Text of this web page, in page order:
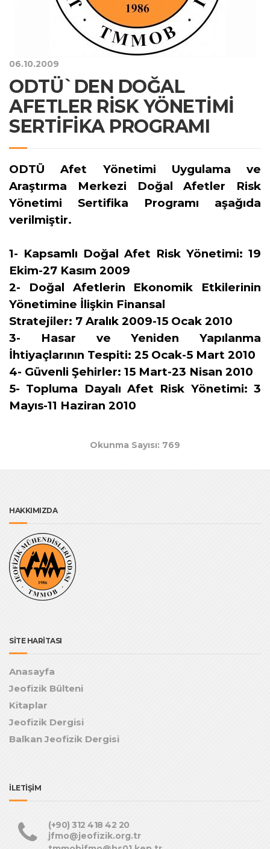
06.10.2009
ODTÜ`DEN DOĞAL
AFETLER RİSK YÖNETİMİ
SERTİFİKA PROGRAMI
ODTÜ Afet Yönetimi Uygulama ve
Araştırma Merkezi
Doğal Afetler Risk
Yönetimi Sertifika Programı aşağıda
verilmiştir.
1- Kapsamlı Doğal Afet Risk Yönetimi: 19
Ekim-27 Kasım 2009
2- Doğal Afetlerin Ekonomik Etkilerinin
Yönetimine İlişkin Finansal
Stratejiler: 7 Aralık 2009-15 Ocak 2010
3- Hasar ve Yeniden Yapılanma
İhtiyaçlarının Tespiti: 25 Ocak-5 Mart 2010
4- Güvenli Şehirler: 15 Mart-23 Nisan 2010
5- Topluma Dayalı Afet Risk Yönetimi: 3
Mayıs-11 Haziran 2010
Okunma Sayısı: 769
HAKKIMIZDA
SİTE HARİTASI
Anasayfa
Jeofizik Bülteni
Kitaplar
Jeofizik Dergisi
Balkan Jeofizik Dergisi
İLETİŞİM
(+90) 312 418 42 20
jfmo@jeofizik.org.tr